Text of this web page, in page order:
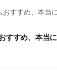
すすめ、本当に